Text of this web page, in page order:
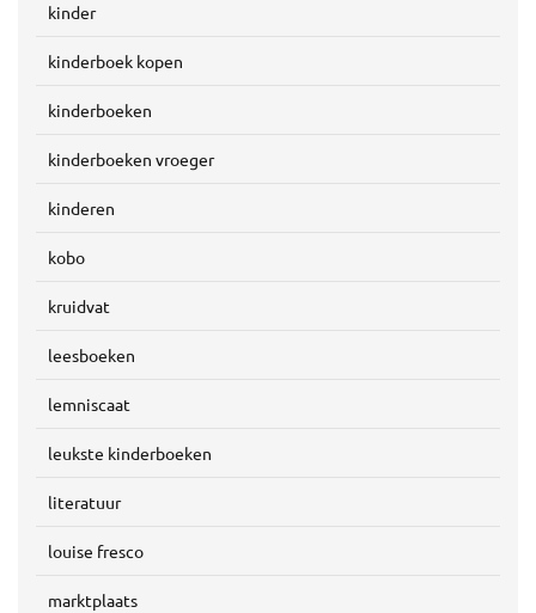
kinder
kinderboek kopen
kinderboeken
kinderboeken vroeger
kinderen
kobo
kruidvat
leesboeken
lemniscaat
leukste kinderboeken
literatuur
louise fresco
marktplaats